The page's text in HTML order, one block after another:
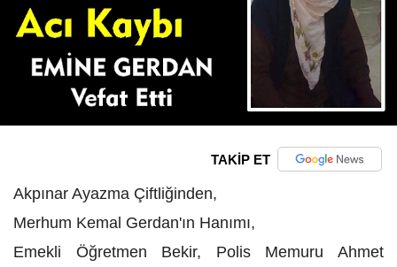
TAKİP ET
Akpınar Ayazma Çiftliğinden,
Merhum Kemal Gerdan'ın Hanımı,
Emekli Öğretmen Bekir, Polis Memuru Ahmet